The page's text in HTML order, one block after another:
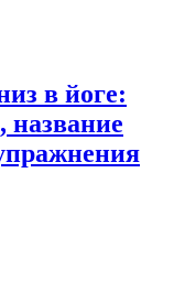
в йоге:
название